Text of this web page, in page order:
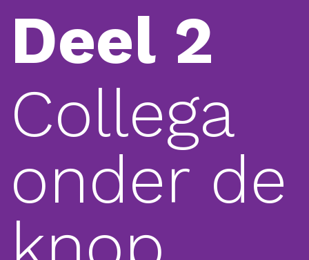
Deel 2
Collega
onder de